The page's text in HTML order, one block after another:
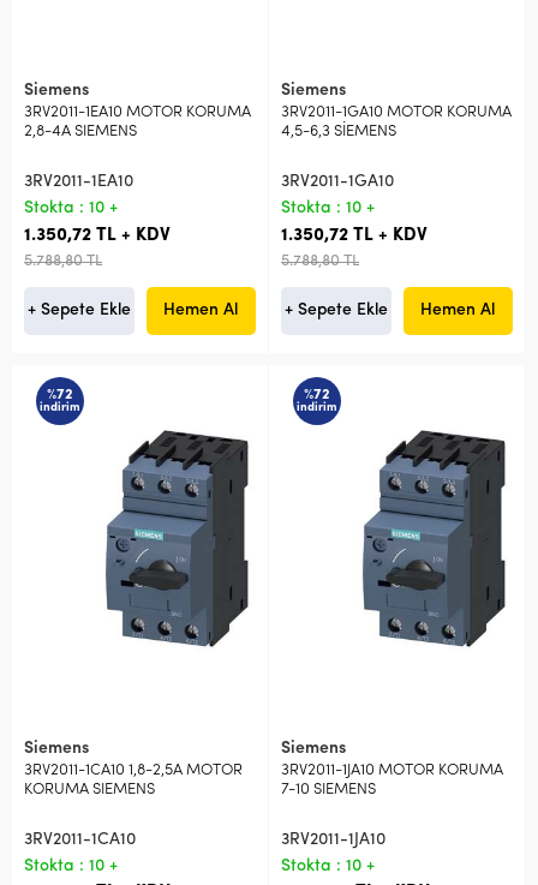
Siemens
3RV2011-1EA10 MOTOR KORUMA
2,8-4A SIEMENS
3RV2011-1EA10
Stokta : 10 +
1.350,72 TL + KDV
5.788,80 TL
+ Sepete Ekle Hemen Al
Siemens
3RV2011-1GA10 MOTOR KORUMA
4,5-6,3 SİEMENS
3RV2011-1GA10
Stokta : 10 +
1.350,72 TL + KDV
5.788,80 TL
+ Sepete Ekle Hemen Al
%72
indirim
Siemens
3RV2011-1CA10 1,8-2,5A MOTOR
KORUMA SIEMENS
3RV2011-1CA10
Stokta : 10 +
%72
indirim
Siemens
3RV2011-1JA10 MOTOR KORUMA
7-10 SIEMENS
3RV2011-1JA10
Stokta : 10 +